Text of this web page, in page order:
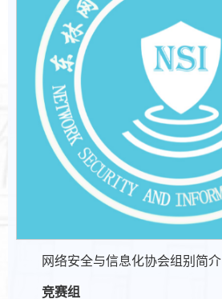
网络安全与信息化协会组别简介
竞赛组